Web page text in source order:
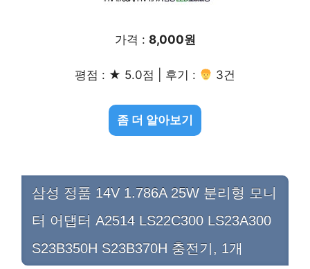
가격 : 8,000원
평점 : ★ 5.0점 | 후기 : 3건
좀 더 알아보기
삼성 정품 14V 1.786A 25W 분리형 모니
터 어댑터 A2514 LS22C300 LS23A300
S23B350H S23B370H 충전기, 1개